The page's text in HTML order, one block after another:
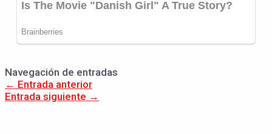
Navegación de entradas
← Entrada anterior
Entrada siguiente →